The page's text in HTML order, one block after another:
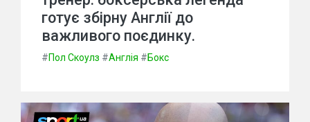
готує збірну Англії до
важливого поєдинку.
#Пол Скоулз #Англія #Бокс